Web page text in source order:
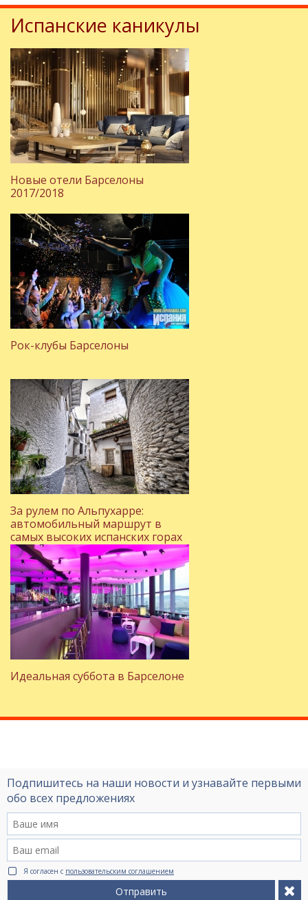
Испанские каникулы
Новые отели Барселоны
2017/2018
Рок-клубы Барселоны
За рулем по Альпухарре:
автомобильный маршрут в
самых высоких испанских горах
Идеальная суббота в Барселоне
Подпишитесь на наши новости и узнавайте первыми
обо всех предложениях
Я согласен с пользовательским соглашением
Отправить